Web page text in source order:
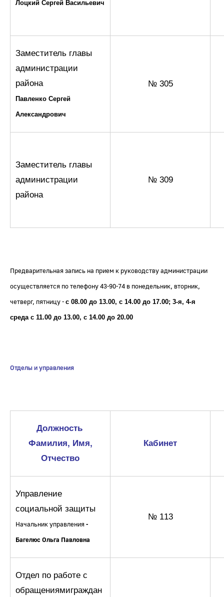
Лоцкий Сергей Васильевич
Заместитель главы
администрации
района
Павленко Сергей
Александрович
№ 305
Заместитель главы
администрации
района
№ 309
Предварительная запись на прием к руководству администрации
осуществляется по телефону 43-90-74 в понедельник, вторник,
четверг, пятницу - с 08.00 до 13.00, с 14.00 до 17.00; 3-я, 4-я
среда с 11.00 до 13.00, с 14.00 до 20.00
Отделы и управления
Должность
Фамилия, Имя,
Отчество
Кабинет
Управление
социальной защиты
Начальник управления -
Багелюс Ольга Павловна
№ 113
Отдел по работе с
обращениямиграждан